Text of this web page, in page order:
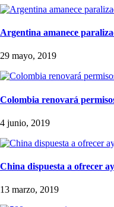
Argentina amanece
29 mayo, 2019
Colombia renovará
4 junio, 2019
China dispuesta a ofrecer
13 marzo, 2019